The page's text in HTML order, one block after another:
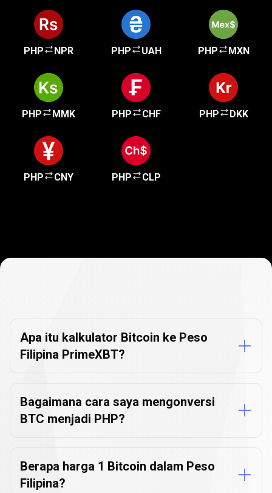
PHP NPR PHP UAH PHP MXN
PHP MMK PHP CHF PHP DKK
PHP CNY PHP CLP
Mata
Uang
Apa itu kalkulator Bitcoin ke Peso
Filipina PrimeXBT?
Bagaimana cara saya mengonversi
BTC menjadi PHP?
Berapa harga 1 Bitcoin dalam Peso
Filipina?